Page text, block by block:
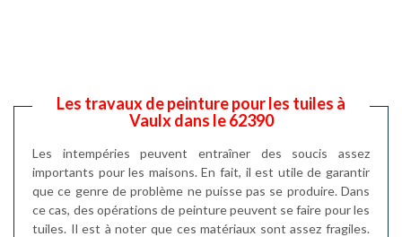
Les travaux de peinture pour les tuiles à
Vaulx dans le 62390
Les intempéries peuvent entraîner des soucis assez
importants pour les maisons. En fait, il est utile de garantir
que ce genre de problème ne puisse pas se produire. Dans
ce cas, des opérations de peinture peuvent se faire pour les
tuiles. Il est à noter que ces matériaux sont assez fragiles.